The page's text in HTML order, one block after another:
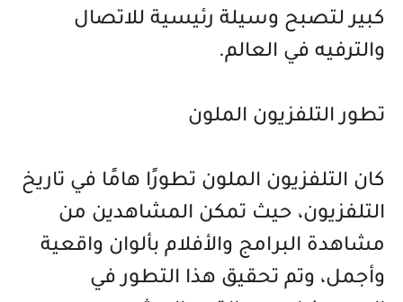
كبير لتصبح وسيلة رئيسية للاتصال
والترفيه في العالم.
تطور التلفزيون الملون
كان التلفزيون الملون تطورًا هامًا في تاريخ
التلفزيون، حيث تمكن المشاهدين من
مشاهدة البرامج والأفلام بألوان واقعية
وأجمل، وتم تحقيق هذا التطور في